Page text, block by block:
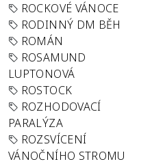
ROCKOVÉ VÁNOCE
RODINNÝ DM BĚH
ROMÁN
ROSAMUND
LUPTONOVÁ
ROSTOCK
ROZHODOVACÍ
PARALÝZA
ROZSVÍCENÍ
VÁNOČNÍHO STROMU